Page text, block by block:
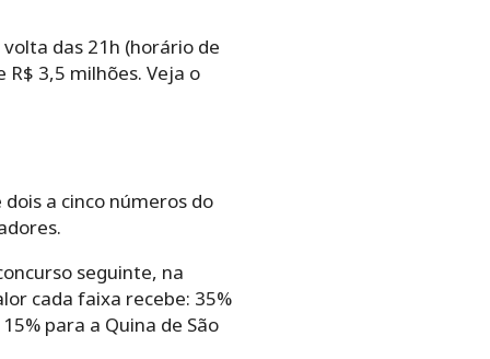
das 21h (horário de
3,5 milhões. Veja o
a cinco números do
seguinte, na
cada faixa recebe: 35%
para a Quina de São